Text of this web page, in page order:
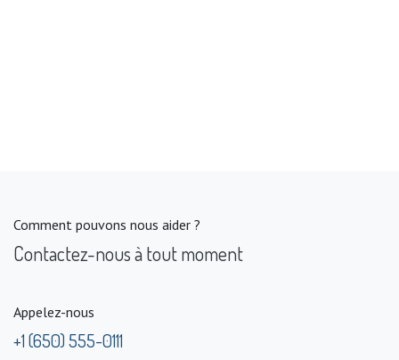
Comment pouvons nous aider ?
Contactez-nous à tout moment
Appelez-nous
+1 (650) 555-0111